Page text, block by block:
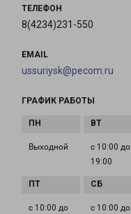
ТЕЛЕФОН
8(4234)231-550
EMAIL
ussuriysk@pecom.ru
ГРАФИК РАБОТЫ
Выходной
с 10:00 до
19:00
с 10:00 до
с 10:00 до